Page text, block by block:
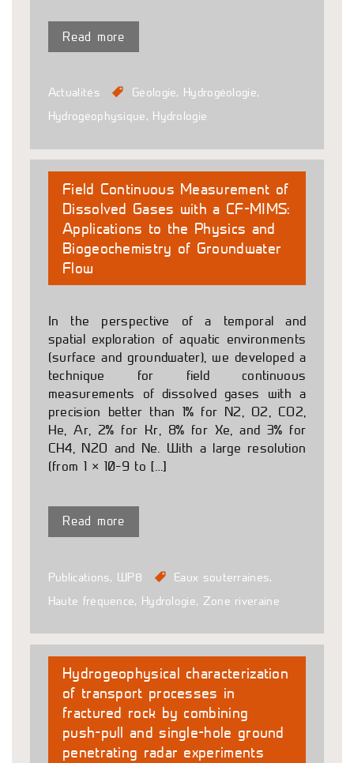
Read more
Actualités Géologie, Hydrogéologie,
Hydrogéophysique, Hydrologie
Field Continuous Measurement of
Dissolved Gases with a CF-MIMS:
Applications to the Physics and
Biogeochemistry of Groundwater
Flow
In the perspective of a temporal and
spatial exploration of aquatic environments
(surface and groundwater), we developed a
technique for field continuous
measurements of dissolved gases with a
precision better than 1% for N2, O2, CO2,
He, Ar, 2% for Kr, 8% for Xe, and 3% for
CH4, N2O and Ne. With a large resolution
(from 1 × 10–9 to […]
Read more
Publications, WP8 Eaux souterraines,
Haute fréquence, Hydrologie, Zone riveraine
Hydrogeophysical characterization
of transport processes in
fractured rock by combining
push-pull and single-hole ground
penetrating radar experiments